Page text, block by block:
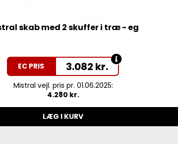
skab med 2 skuffer i træ - eg
EC PRIS 3.082 kr.
Mistral vejl. pris pr. 01.06.2025:
4.280 kr.
LÆG I KURV